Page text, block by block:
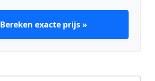
Bereken exacte prijs »